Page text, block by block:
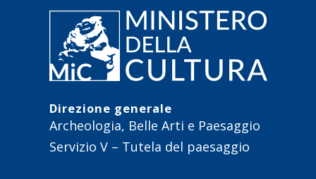
Direzione generale
Archeologia, Belle Arti e Paesaggio
Servizio V – Tutela del paesaggio